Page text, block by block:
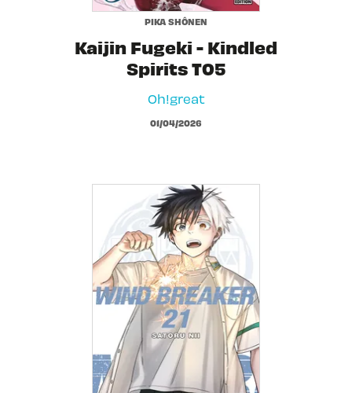
PIKA SHÔNEN
Kaijin Fugeki - Kindled
Spirits T05
Oh!great
01/04/2026